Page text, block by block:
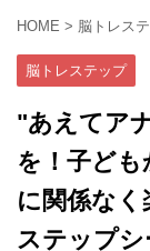
HOME > 脳トレス
脳トレステップ
"あえてア
を！子ど
に関係な
ステップシ